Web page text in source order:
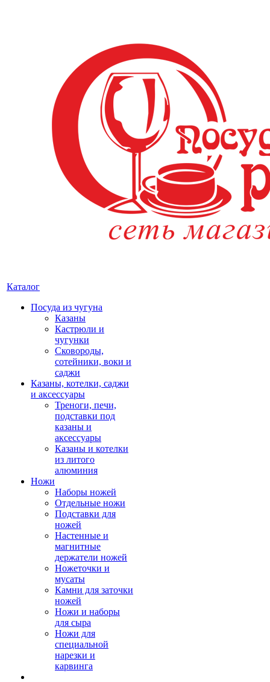
Каталог
Посуда из чугуна
Казаны
Кастрюли и
чугунки
Сковороды,
сотейники, воки и
саджи
Казаны, котелки, саджи
и аксессуары
Треноги, печи,
подставки под
казаны и
аксессуары
Казаны и котелки
из литого
алюминия
Ножи
Наборы ножей
Отдельные ножи
Подставки для
ножей
Настенные и
магнитные
держатели ножей
Ножеточки и
мусаты
Камни для заточки
ножей
Ножи и наборы
для сыра
Ножи для
специальной
нарезки и
карвинга